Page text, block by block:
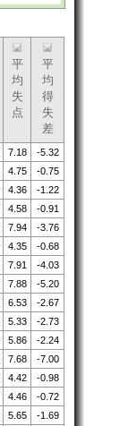
平
均
失
点
平
均
得
失
差
7.18
-5.32
4.75
-0.75
4.36
-1.22
4.58
-0.91
7.94
-3.76
4.35
-0.68
7.91
-4.03
7.88
-5.20
6.53
-2.67
5.33
-2.73
5.86
-2.24
7.68
-7.00
4.42
-0.98
4.46
-0.72
5.65
-1.69